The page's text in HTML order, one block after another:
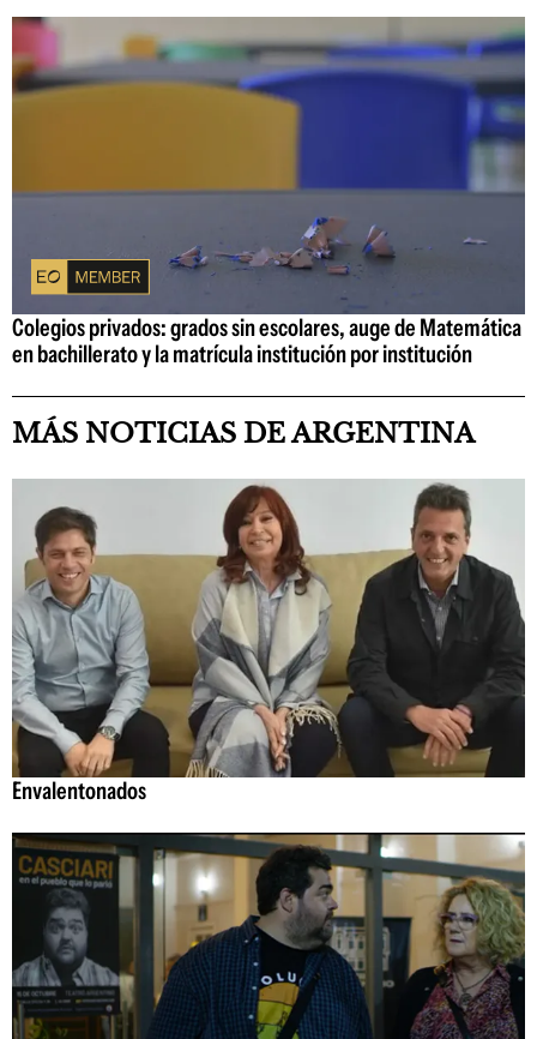
Colegios privados: grados sin escolares, auge de Matemática
en bachillerato y la matrícula institución por institución
MÁS NOTICIAS DE ARGENTINA
Envalentonados